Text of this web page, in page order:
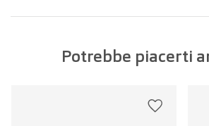
Potrebbe piacerti